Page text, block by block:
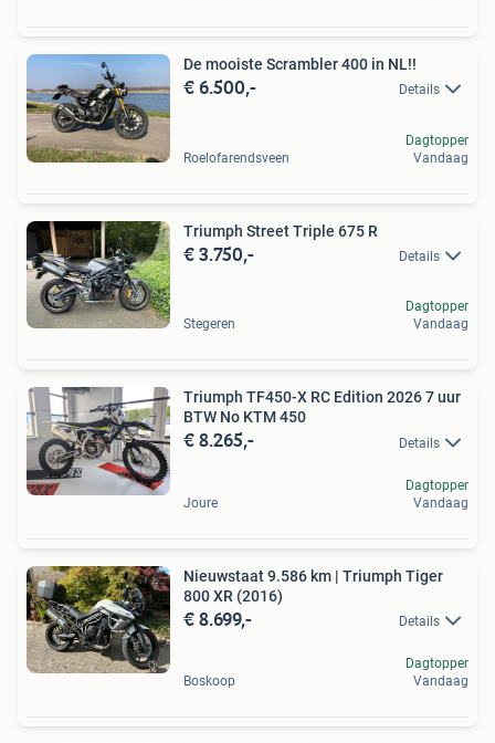
De mooiste Scrambler 400 in NL!!
€ 6.500,- Details
Roelofarendsveen
Dagtopper
Vandaag
Triumph Street Triple 675 R
€ 3.750,- Details
Stegeren
Dagtopper
Vandaag
Triumph TF450-X RC Edition 2026 7 uur
BTW No KTM 450
€ 8.265,- Details
Joure
Dagtopper
Vandaag
Nieuwstaat 9.586 km | Triumph Tiger
800 XR (2016)
€ 8.699,- Details
Boskoop
Dagtopper
Vandaag